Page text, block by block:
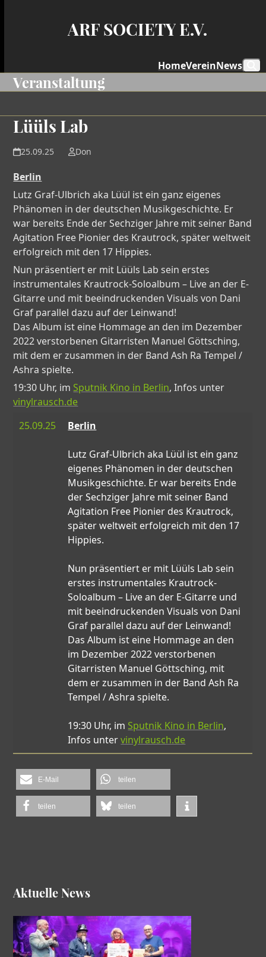
ARF SOCIETY E.V.
HomeVereinNews
Veranstaltung
Lüüls Lab
25.09.25 Don
Berlin
Lutz Graf-Ulbrich aka Lüül ist ein ganz eigenes
Phänomen in der deutschen Musikgeschichte. Er
war bereits Ende der Sechziger Jahre mit seiner Band
Agitation Free Pionier des Krautrock, später weltweit
erfolgreich mit den 17 Hippies.
Nun präsentiert er mit Lüüls Lab sein erstes
instrumentales Krautrock-Soloalbum – Live an der E-
Gitarre und mit beeindruckenden Visuals von Dani
Graf parallel dazu auf der Leinwand!
Das Album ist eine Hommage an den im Dezember
2022 verstorbenen Gitarristen Manuel Göttsching,
mit dem er zusammen in der Band Ash Ra Tempel /
Ashra spielte.
19:30 Uhr, im Sputnik Kino in Berlin, Infos unter
vinylrausch.de
25.09.25
Berlin
Lutz Graf-Ulbrich aka Lüül ist ein ganz
eigenes Phänomen in der deutschen
Musikgeschichte. Er war bereits Ende
der Sechziger Jahre mit seiner Band
Agitation Free Pionier des Krautrock,
später weltweit erfolgreich mit den 17
Hippies.
Nun präsentiert er mit Lüüls Lab sein
erstes instrumentales Krautrock-
Soloalbum – Live an der E-Gitarre und
mit beeindruckenden Visuals von Dani
Graf parallel dazu auf der Leinwand!
Das Album ist eine Hommage an den
im Dezember 2022 verstorbenen
Gitarristen Manuel Göttsching, mit
dem er zusammen in der Band Ash Ra
Tempel / Ashra spielte.
19:30 Uhr, im Sputnik Kino in Berlin,
Infos untervinylrausch.de
E-Mail teilen
teilen teilen
Aktuelle News